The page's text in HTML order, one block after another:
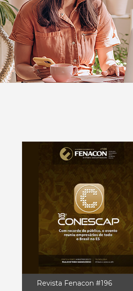
Revista Fenacon #196